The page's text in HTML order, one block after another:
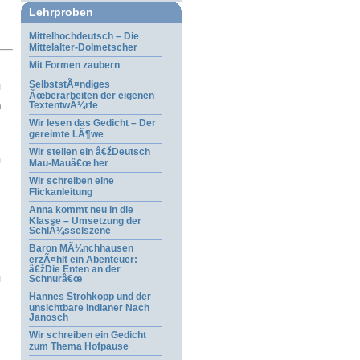
Lehrproben
Mittelhochdeutsch – Die
Mittelalter-Dolmetscher
Mit Formen zaubern
SelbststÃ¤ndiges
Ãœberarbeiten der eigenen
TextentwÃ¼rfe
Wir lesen das Gedicht – Der
gereimte LÃ¶we
Wir stellen ein â€žDeutsch
Mau-Mauâ€œ her
Wir schreiben eine
Flickanleitung
Anna kommt neu in die
Klasse – Umsetzung der
SchlÃ¼sselszene
Baron MÃ¼nchhausen
erzÃ¤hlt ein Abenteuer:
â€žDie Enten an der
Schnurâ€œ
Hannes Strohkopp und der
unsichtbare Indianer Nach
Janosch
Wir schreiben ein Gedicht
zum Thema Hofpause